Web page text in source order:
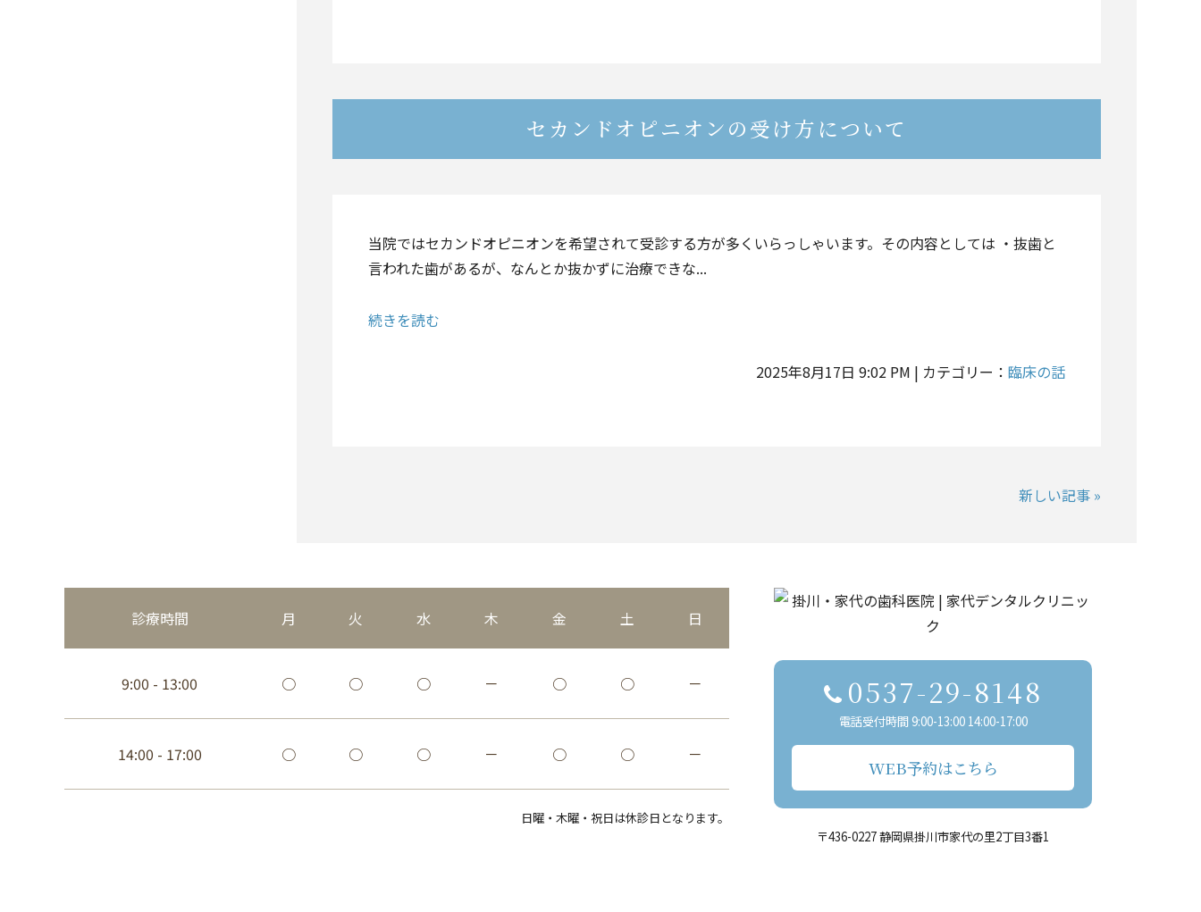
セカンドオピニオンの受け方について
当院ではセカンドオピニオンを希望されて受診する方が多くいらっしゃいます。その内容としては ・抜歯と
言われた歯があるが、なんとか抜かずに治療できな...
続きを読む
2025年8月17日 9:02 PM | カテゴリー： 臨床の話
新しい記事 »
診療時間 月 火 水 木 金 土 日
9:00 - 13:00 ○ ○ ○ － ○ ○ －
14:00 - 17:00 ○ ○ ○ － ○ ○ －
日曜・木曜・祝日は休診日となります。
0537-29-8148
電話受付時間 9:00-13:00 14:00-17:00
WEB予約はこちら
〒436-0227 静岡県掛川市家代の里2丁目3番1